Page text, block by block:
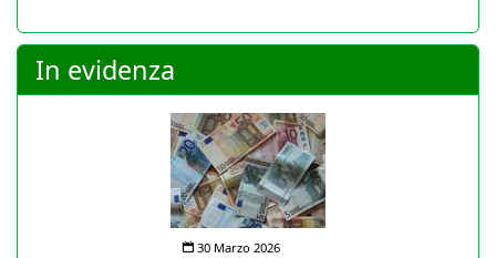
In evidenza
30 Marzo 2026